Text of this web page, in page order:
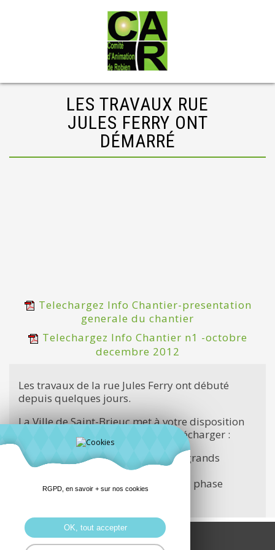
LES TRAVAUX RUE
JULES FERRY ONT
DÉMARRÉ
Telechargez Info Chantier-presentation
generale du chantier
Telechargez Info Chantier n1 -octobre
decembre 2012
Les travaux de la rue Jules Ferry ont débuté
depuis quelques jours.
La Ville de Saint-Brieuc met à votre disposition
les deux documents suivants à télécharger :
- une information générale sur les grands
objectifs de l'opération
- et une info sur l'organisation de la phase
chantier en cours
RGPD, en savoir + sur nos cookies
OK, tout accepter